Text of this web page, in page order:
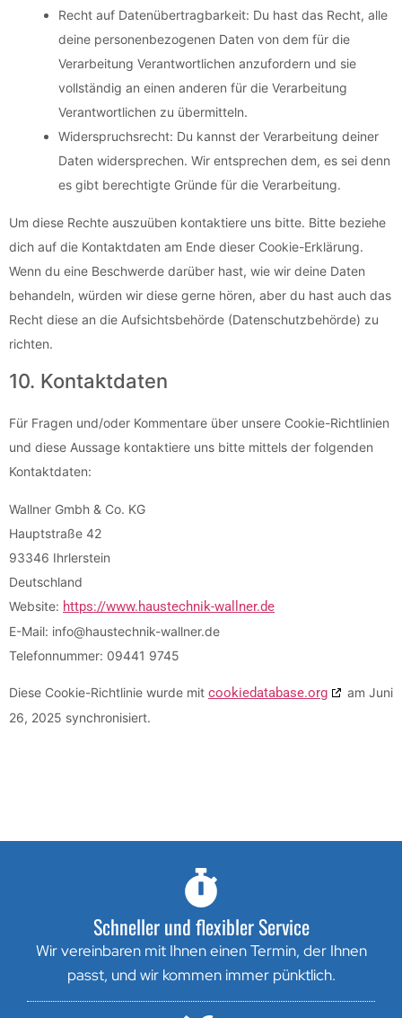
Recht auf Datenübertragbarkeit: Du hast das Recht, alle
deine personenbezogenen Daten von dem für die
Verarbeitung Verantwortlichen anzufordern und sie
vollständig an einen anderen für die Verarbeitung
Verantwortlichen zu übermitteln.
Widerspruchsrecht: Du kannst der Verarbeitung deiner
Daten widersprechen. Wir entsprechen dem, es sei denn
es gibt berechtigte Gründe für die Verarbeitung.
Um diese Rechte auszuüben kontaktiere uns bitte. Bitte beziehe
dich auf die Kontaktdaten am Ende dieser Cookie-Erklärung.
Wenn du eine Beschwerde darüber hast, wie wir deine Daten
behandeln, würden wir diese gerne hören, aber du hast auch das
Recht diese an die Aufsichtsbehörde (Datenschutzbehörde) zu
richten.
10. Kontaktdaten
Für Fragen und/oder Kommentare über unsere Cookie-Richtlinien
und diese Aussage kontaktiere uns bitte mittels der folgenden
Kontaktdaten:
Wallner Gmbh & Co. KG
Hauptstraße 42
93346 Ihrlerstein
Deutschland
Website: https://www.haustechnik-wallner.de
E-Mail: info@haustechnik-wallner.de
Telefonnummer: 09441 9745
Diese Cookie-Richtlinie wurde mit cookiedatabase.org
am Juni
26, 2025 synchronisiert.
Schneller und flexibler Service
Wir vereinbaren mit Ihnen einen Termin, der Ihnen
passt, und wir kommen immer pünktlich.